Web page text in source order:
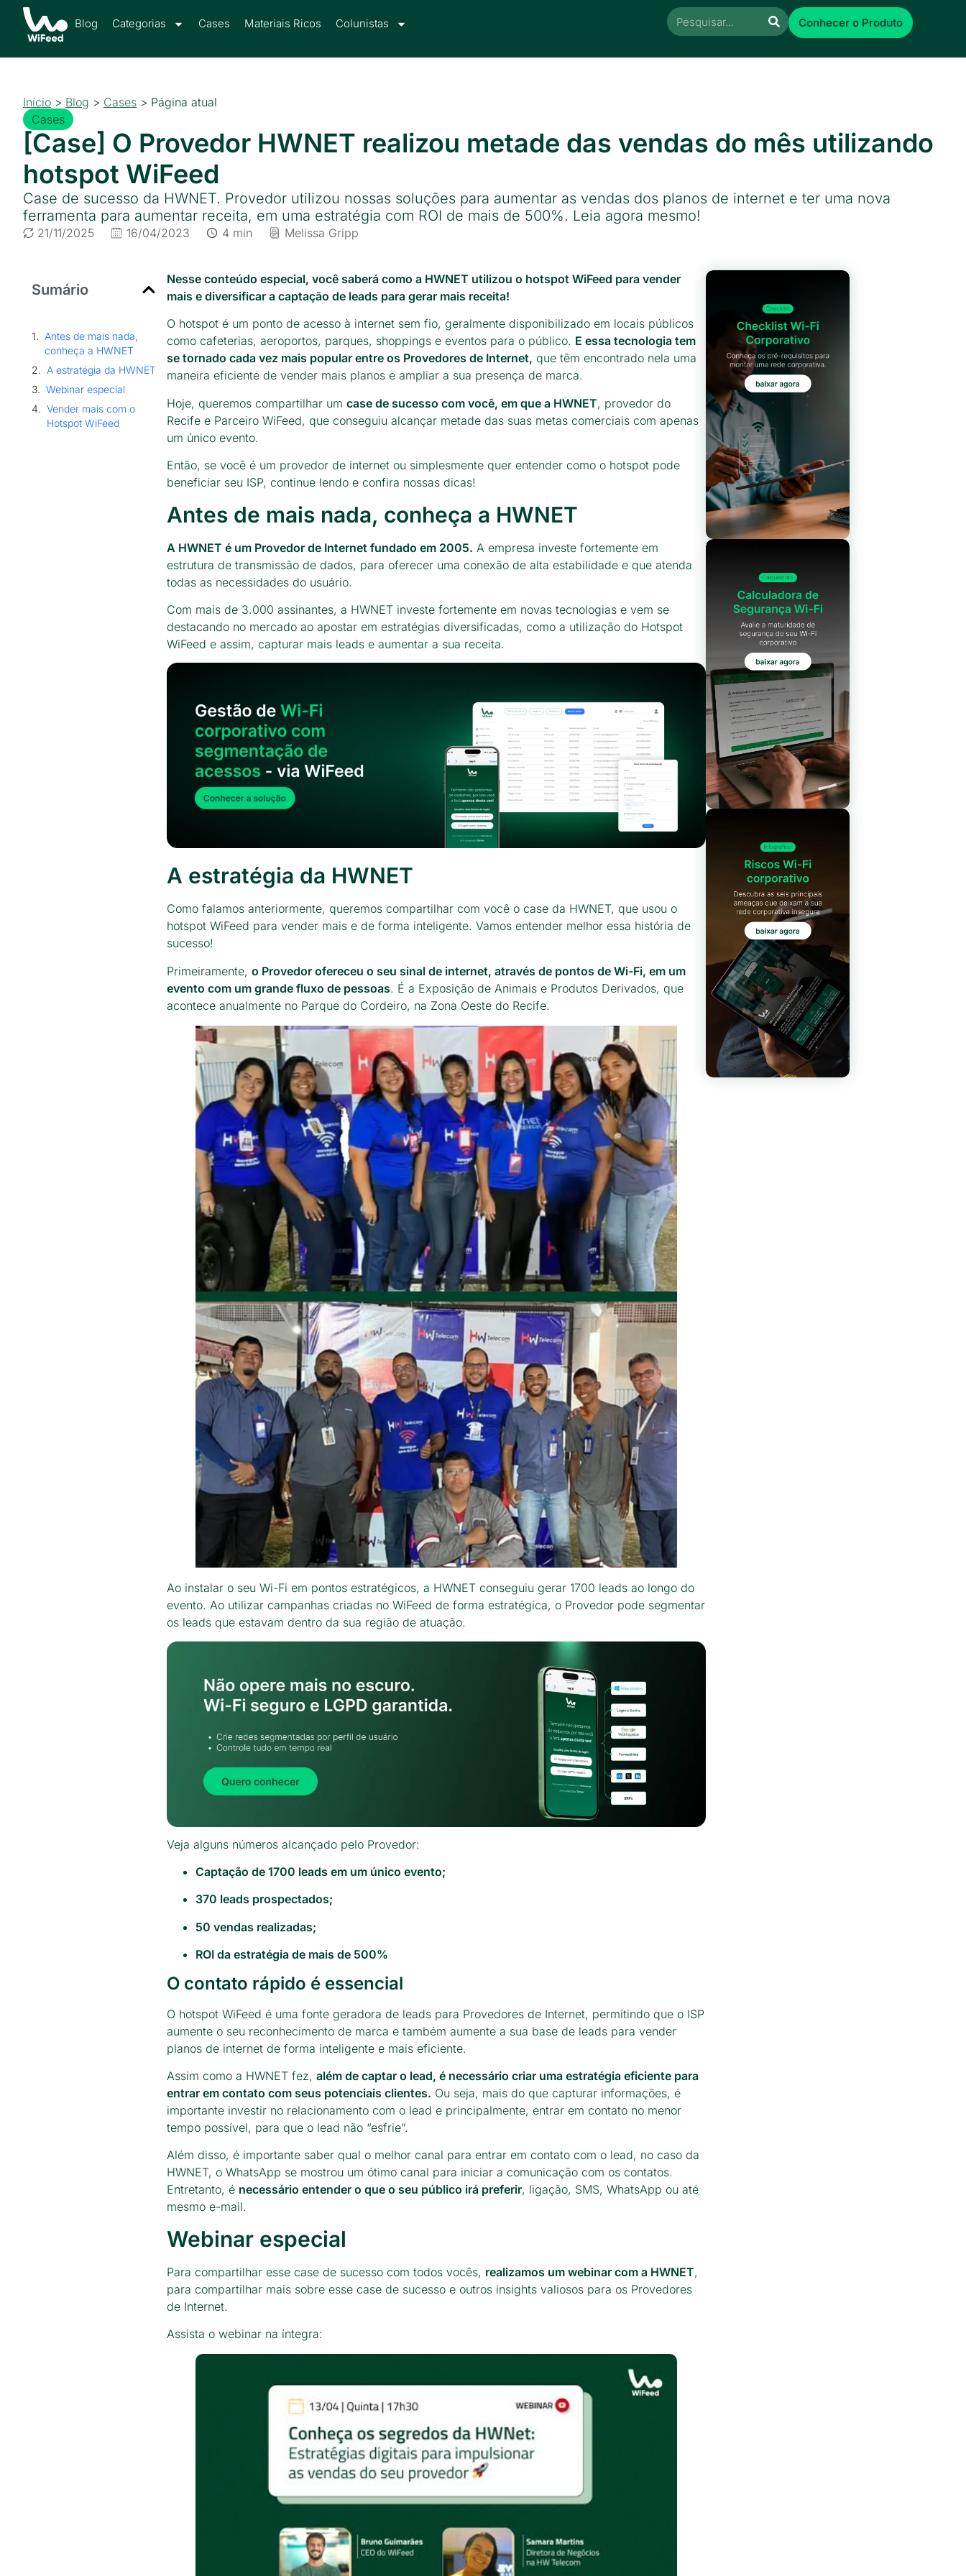
Blog Categorias Cases Materiais Ricos Colunistas Conhecer o Produto
Início > Blog > Cases > Página atual
Cases
[Case] O Provedor HWNET realizou metade das vendas do mês utilizando
hotspot WiFeed
Case de sucesso da HWNET. Provedor utilizou nossas soluções para aumentar as vendas dos planos de internet e ter uma nova
ferramenta para aumentar receita, em uma estratégia com ROI de mais de 500%. Leia agora mesmo!
21/11/2025 16/04/2023 4 min Melissa Gripp
Sumário
Antes de mais nada,
conheça a HWNET
A estratégia da HWNET
Webinar especial
Vender mais com o
Hotspot WiFeed
Nesse conteúdo especial, você saberá como a HWNET utilizou o hotspot WiFeed para vender
mais e diversificar a captação de leads para gerar mais receita!
O hotspot é um ponto de acesso à internet sem fio, geralmente disponibilizado em locais públicos
como cafeterias, aeroportos, parques, shoppings e eventos para o público. E essa tecnologia tem
se tornado cada vez mais popular entre os Provedores de Internet, que têm encontrado nela uma
maneira eficiente de vender mais planos e ampliar a sua presença de marca.
Hoje, queremos compartilhar um case de sucesso com você, em que a HWNET, provedor do
Recife e Parceiro WiFeed, que conseguiu alcançar metade das suas metas comerciais com apenas
um único evento.
Então, se você é um provedor de internet ou simplesmente quer entender como o hotspot pode
beneficiar seu ISP, continue lendo e confira nossas dicas!
Antes de mais nada, conheça a HWNET
A HWNET é um Provedor de Internet fundado em 2005. A empresa investe fortemente em
estrutura de transmissão de dados, para oferecer uma conexão de alta estabilidade e que atenda
todas as necessidades do usuário.
Com mais de 3.000 assinantes, a HWNET investe fortemente em novas tecnologias e vem se
destacando no mercado ao apostar em estratégias diversificadas, como a utilização do Hotspot
WiFeed e assim, capturar mais leads e aumentar a sua receita.
A estratégia da HWNET
Como falamos anteriormente, queremos compartilhar com você o case da HWNET, que usou o
hotspot WiFeed para vender mais e de forma inteligente. Vamos entender melhor essa história de
sucesso!
Primeiramente, o Provedor ofereceu o seu sinal de internet, através de pontos de Wi-Fi, em um
evento com um grande fluxo de pessoas. É a Exposição de Animais e Produtos Derivados, que
acontece anualmente no Parque do Cordeiro, na Zona Oeste do Recife.
Ao instalar o seu Wi-Fi em pontos estratégicos, a HWNET conseguiu gerar 1700 leads ao longo do
evento. Ao utilizar campanhas criadas no WiFeed de forma estratégica, o Provedor pode segmentar
os leads que estavam dentro da sua região de atuação.
Veja alguns números alcançado pelo Provedor:
Captação de 1700 leads em um único evento;
370 leads prospectados;
50 vendas realizadas;
ROI da estratégia de mais de 500%
O contato rápido é essencial
O hotspot WiFeed é uma fonte geradora de leads para Provedores de Internet, permitindo que o ISP
aumente o seu reconhecimento de marca e também aumente a sua base de leads para vender
planos de internet de forma inteligente e mais eficiente.
Assim como a HWNET fez, além de captar o lead, é necessário criar uma estratégia eficiente para
entrar em contato com seus potenciais clientes. Ou seja, mais do que capturar informações, é
importante investir no relacionamento com o lead e principalmente, entrar em contato no menor
tempo possível, para que o lead não “esfrie”.
Além disso, é importante saber qual o melhor canal para entrar em contato com o lead, no caso da
HWNET, o WhatsApp se mostrou um ótimo canal para iniciar a comunicação com os contatos.
Entretanto, é necessário entender o que o seu público irá preferir, ligação, SMS, WhatsApp ou até
mesmo e-mail.
Webinar especial
Para compartilhar esse case de sucesso com todos vocês, realizamos um webinar com a HWNET,
para compartilhar mais sobre esse case de sucesso e outros insights valiosos para os Provedores
de Internet.
Assista o webinar na íntegra: